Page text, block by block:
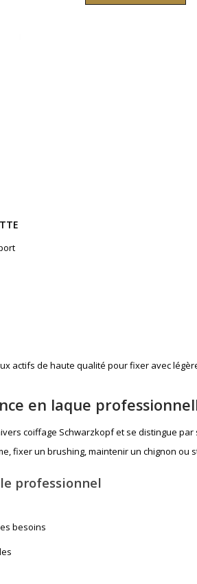
actifs de haute qualité pour fixer avec
en laque
coiffage Schwarzkopfet se distingue par
fixer un brushing, maintenir un chignon
professionnel
besoins